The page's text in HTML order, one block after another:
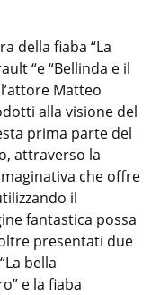
della fiaba “La
“e “Bellinda e il
Matteo
alla visione del
prima parte del
attraverso la
che offre
il
fantastica possa
presentati due
bella
e la fiaba